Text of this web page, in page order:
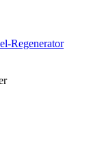
Regenerator